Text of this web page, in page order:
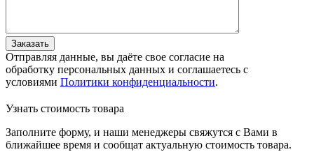
Заказать
Отправляя данные, вы даёте свое согласие на
обработку персональных данных и соглашаетесь с
условиями Политики конфиденциальности.
Узнать стоимость товара
Заполните форму, и наши менеджеры свяжутся с Вами в
ближайшее время и сообщат актуальную стоимость товара.